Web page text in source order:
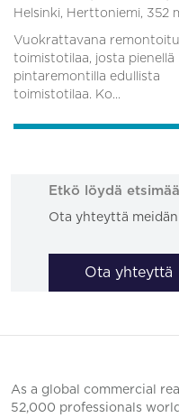
Helsinki, Herttoniemi, 352
Vuokrattavana
toimistotilaa, josta pienellä
pintaremontilla edullista
toimistotilaa. Ko...
Etkö löydä
Ota yhteyttä
Ota yhteyttä
As a global commercial
52,000 professionals